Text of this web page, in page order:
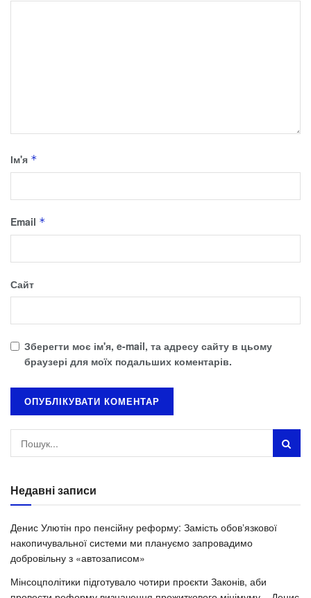
Ім'я *
Email *
Сайт
Зберегти моє ім'я, e-mail, та адресу сайту в цьому
браузері для моїх подальших коментарів.
Недавні записи
Денис Улютін про пенсійну реформу: Замість обовʼязкової
накопичувальної системи ми плануємо запровадимо
добровільну з «автозаписом»
Мінсоцполітики підготувало чотири проєкти Законів, аби